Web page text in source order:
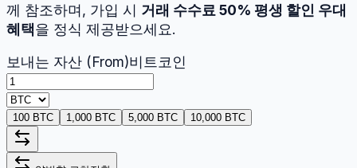
께 참조하며, 가입 시 거래 수수료 50% 평생 할인 우대
혜택을 정식 제공받으세요.
보내는 자산 (From)비트코인
100 BTC 1,000 BTC 5,000 BTC 10,000 BTC